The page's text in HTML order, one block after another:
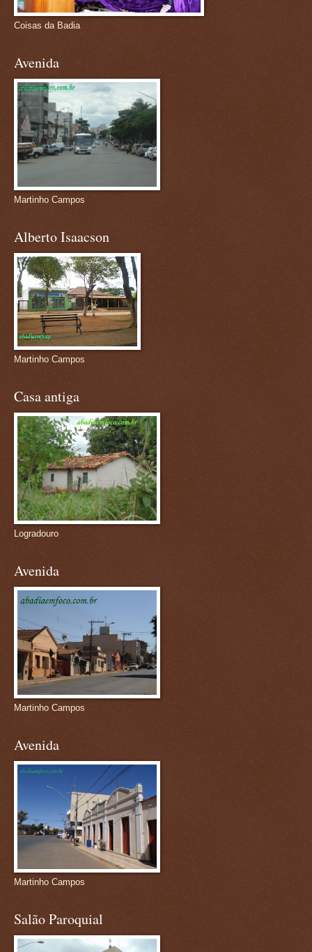
Coisas da Badia
Avenida
Martinho Campos
Alberto Isaacson
Martinho Campos
Casa antiga
Logradouro
Avenida
Martinho Campos
Avenida
Martinho Campos
Salão Paroquial